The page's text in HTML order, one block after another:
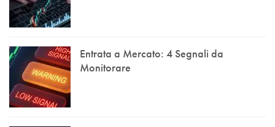
Entrata a Mercato: 4 Segnali da
Monitorare